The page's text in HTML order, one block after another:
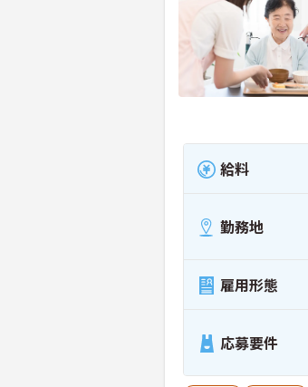
給料
勤務地
雇用形態
応募要件